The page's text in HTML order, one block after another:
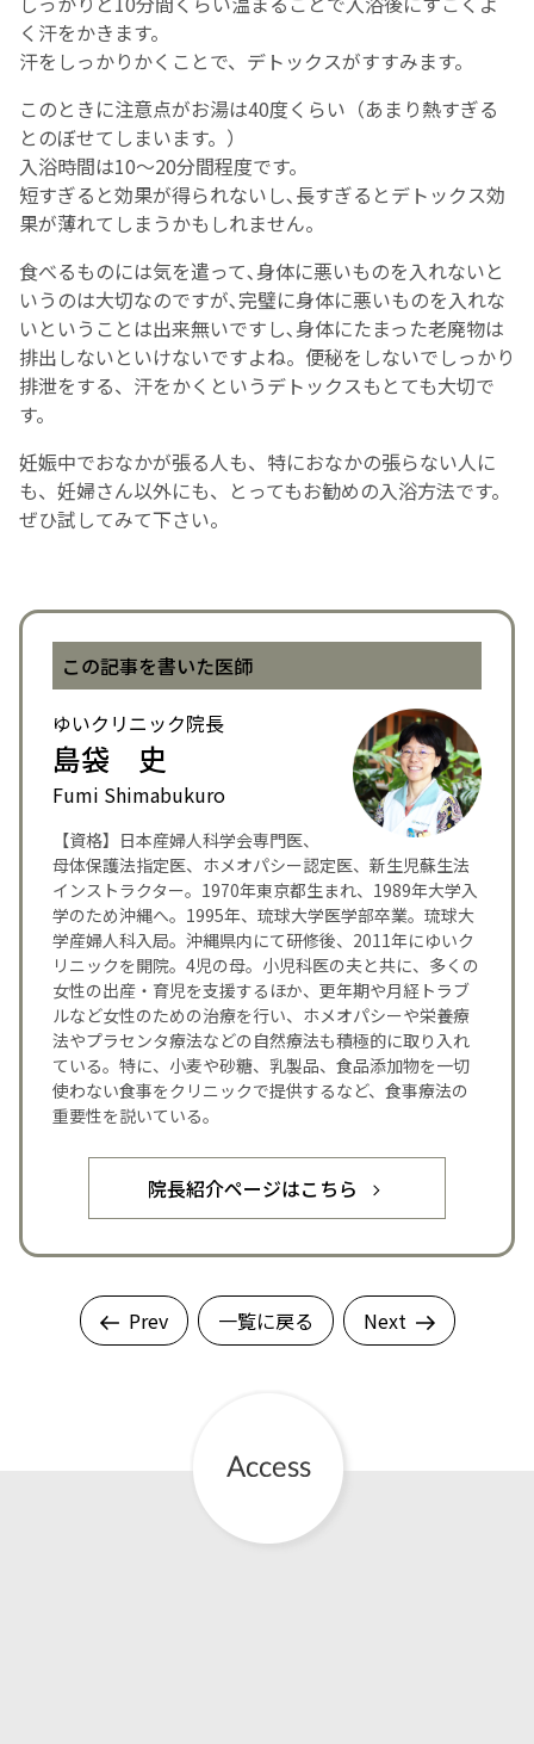
く汗をかきます。
汗をしっかりかくことで、デトックスがすすみます。
このときに注意点がお湯は40度くらい（あまり熱すぎる
とのぼせてしまいます。）
入浴時間は10～20分間程度です。
短すぎると効果が得られないし､長すぎるとデトックス効
果が薄れてしまうかもしれません。
食べるものには気を遣って､身体に悪いものを入れないと
いうのは大切なのですが､完璧に身体に悪いものを入れな
いということは出来無いですし､身体にたまった老廃物は
排出しないといけないですよね。便秘をしないでしっかり
排泄をする、汗をかくというデトックスもとても大切で
す。
妊娠中でおなかが張る人も、特におなかの張らない人に
も、妊婦さん以外にも、とってもお勧めの入浴方法です。
ぜひ試してみて下さい。
この記事を書いた医師
ゆいクリニック院長
島袋 史
Fumi Shimabukuro
【資格】日本産婦人科学会専門医、
母体保護法指定医、ホメオパシー認定医、新生児蘇生法
インストラクター。1970年東京都生まれ、1989年大学入
学のため沖縄へ。1995年、琉球大学医学部卒業。琉球大
学産婦人科入局。沖縄県内にて研修後、2011年にゆいク
リニックを開院。4児の母。小児科医の夫と共に、多くの
女性の出産・育児を支援するほか、更年期や月経トラブ
ルなど女性のための治療を行い、ホメオパシーや栄養療
法やプラセンタ療法などの自然療法も積極的に取り入れ
ている。特に、小麦や砂糖、乳製品、食品添加物を一切
使わない食事をクリニックで提供するなど、食事療法の
重要性を説いている。
院長紹介ページはこちら
Prev 一覧に戻る Next